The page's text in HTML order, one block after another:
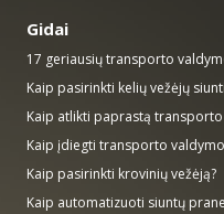
Gidai
17 geriausių transporto
Kaip pasirinkti kelių vežėjų
Kaip atlikti paprastą transporto
Kaip įdiegti transporto
Kaip pasirinkti krovinių vežėją?
Kaip automatizuoti siuntų